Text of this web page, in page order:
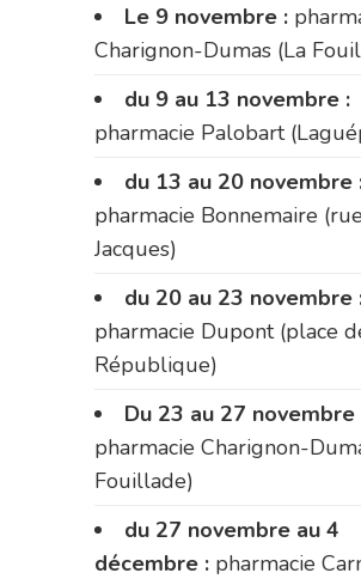
Le 9 novembre :
Charignon-Dumas (La
du 9 au 13 novembre :
pharmacie Palobart
du 13 au 20 novembre
pharmacie Bonnemaire
Jacques)
du 20 au 23 novembre
pharmacie Dupont (place
République)
Du 23 au 27 novembre
pharmacie Charignon-
Fouillade)
du 27 novembre au 4
décembre : pharmacie